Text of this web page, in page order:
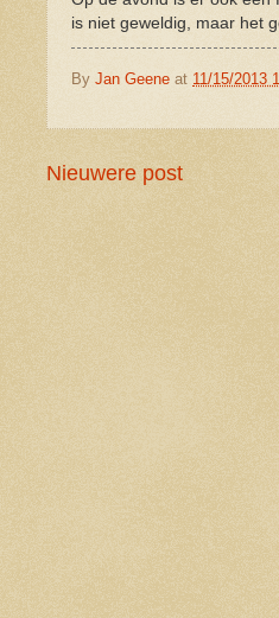
is niet geweldig, maar het
By Jan Geene at 11/15/2013
Nieuwere post